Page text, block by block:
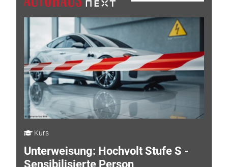
Kurs
Unterweisung: Hochvolt Stufe S -
Sensibilisierte Person